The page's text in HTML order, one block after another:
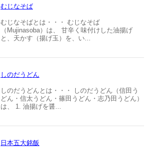
むじなそば
むじなそばとは・・・ むじなそば
（Mujinasoba）は、 甘辛く味付けした油揚げ
と、天かす（揚げ玉）を、い...
しのだうどん
しのだうどんとは・・・ しのだうどん（信田う
どん・信太うどん・篠田うどん・志乃田うどん）
は、 1. 油揚げを醤...
日本五大銘飯